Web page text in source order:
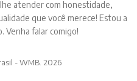
atender com honestidade,
que você merece! Estou a
Venha falar comigo!
- WMB. 2026